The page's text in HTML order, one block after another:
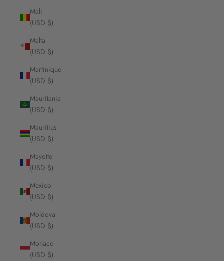
Mali
(USD $)
Malta
(USD $)
Martinique
(USD $)
Mauritania
(USD $)
Mauritius
(USD $)
Mayotte
(USD $)
Mexico
(USD $)
Moldova
(USD $)
Monaco
(USD $)